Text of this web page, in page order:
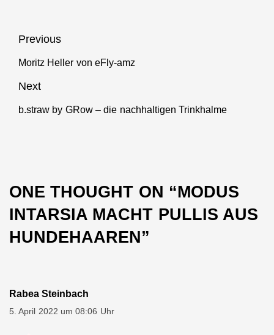
Beitragsnavigation
Previous
Previous
Moritz Heller von eFly-amz
Next
Next
b.straw by GRow – die nachhaltigen Trinkhalme
ONE THOUGHT ON “MODUS
INTARSIA MACHT PULLIS AUS
HUNDEHAAREN”
Rabea Steinbach
5. April 2022 um 08:06 Uhr